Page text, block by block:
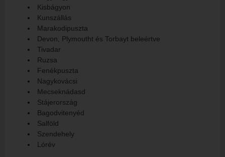
Kisbágyon
Kunszállás
Marakodipuszta
Devon, Plymoutht és Torbayt beleértve
Tivadar
Ruzsa
Fenékpuszta
Nagykovácsi
Mecseknádasd
Stájerország
Bagodvitenyéd
Salföld
Szendehely
Lórév